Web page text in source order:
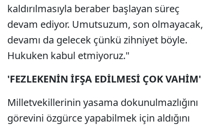
kaldırılmasıyla beraber başlayan süreç
devam ediyor. Umutsuzum, son olmayacak,
devamı da gelecek çünkü zihniyet böyle.
Hukuken kabul etmiyoruz."
'FEZLEKENİN İFŞA EDİLMESİ ÇOK VAHİM'
Milletvekillerinin yasama dokunulmazlığını
görevini özgürce yapabilmek için aldığını